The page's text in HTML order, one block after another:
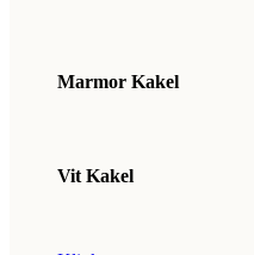
Marmor Kakel
Vit Kakel